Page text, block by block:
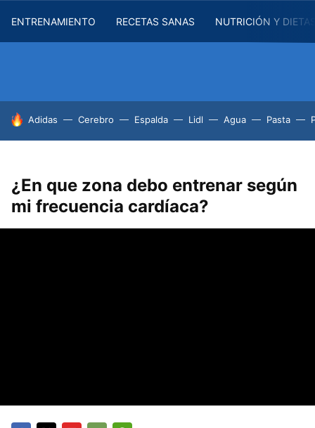
ENTRENAMIENTO RECETAS SANAS NUTRICIÓN Y
HOY SE HABLA DE
Adidas Cerebro Espalda Lidl Agua Pasta
¿En que zona debo entrenar según
mi frecuencia cardíaca?